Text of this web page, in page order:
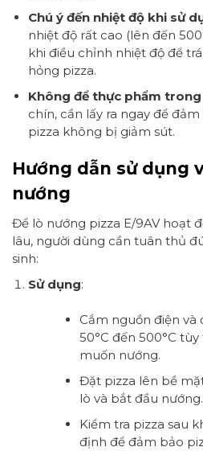
Chú ý đến nhiệt độ khi sử
nhiệt độ rất cao (lên đến
khi điều chỉnh nhiệt độ để
hỏng pizza.
Không để thực phẩm
chín, cần lấy ra ngay để
pizza không bị giảm sút.
Hướng dẫn sử dụng
nướng
Để lò nướng pizza E/9AV hoạt
lâu, người dùng cần tuân thủ
sinh:
Sử dụng:
Cắm nguồn điện
50°C đến 500°C
muốn nướng.
Đặt pizza lên bề
lò và bắt đầu nướng.
Kiểm tra pizza sau
định để đảm bảo